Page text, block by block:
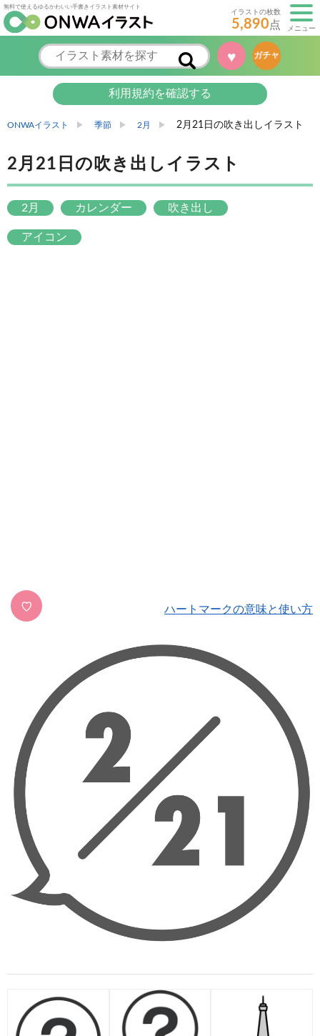
無料で使えるゆるかわいい手書きイラスト素材サイト
イラストの枚数
5,890点 メニュー
♥ ガチャ
利用規約を確認する
ONWAイラスト 季節 2月 2月21日の吹き出しイラスト
2月21日の吹き出しイラスト
2月 カレンダー 吹き出し
アイコン
♡ ハートマークの意味と使い方